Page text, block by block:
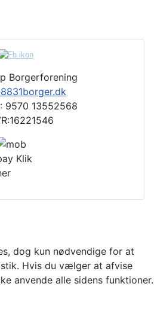
Borgerforening
9570 13552568
dog kun nødvendige for at
Hvis du vælger at afvise
anvende alle sidens funktioner.